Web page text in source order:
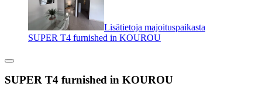
Lisätietoja majoituspaikasta
SUPER T4 furnished in KOUROU
SUPER T4 furnished in KOUROU